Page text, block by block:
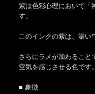
紫は色彩心理において「
す。
このインクの紫は、濃い
さらにラメが加わること
空気を感じさせる色です。
■ 象徴